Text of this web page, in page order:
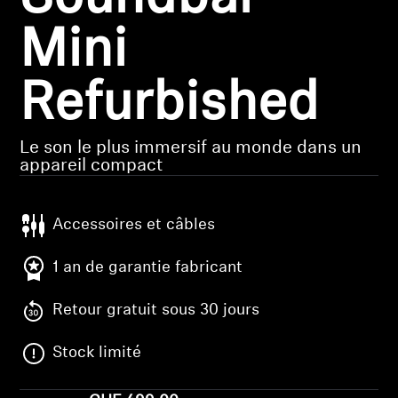
Pièces et accessoires
Audition
Audition par catégorie
Ressources audition
Barres de son
Mini
Refurbished
Le son le plus immersif au monde dans un
appareil compact
Accessoires et câbles
1 an de garantie fabricant
Retour gratuit sous 30 jours
Stock limité